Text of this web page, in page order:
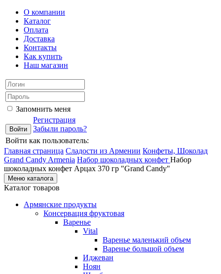
О компании
Каталог
Оплата
Доставка
Контакты
Как купить
Наш магазин
Запомнить меня
Регистрация
Забыли пароль?
Войти как пользователь:
Главная страница Сладости из Армении Конфеты, Шоколад
Grand Candy Armenia Набор шоколадных конфет Набор
шоколадных конфет Арцах 370 гр "Grand Candy"
Меню каталога
Каталог товаров
Армянские продукты
Консервация фруктовая
Варенье
Vital
Варенье маленький объем
Варенье большой объем
Иджеван
Ноян